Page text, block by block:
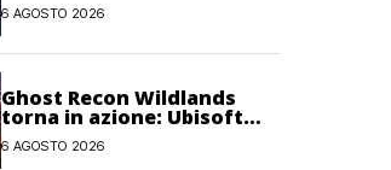
6 AGOSTO 2026
Ghost Recon Wildlands
torna in azione: Ubisoft
lancia il maxi
aggiornamento gratuito
6 AGOSTO 2026